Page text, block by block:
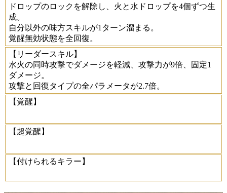
ドロップのロックを解除し、火と水ドロップを4個ずつ生
成。
自分以外の味方スキルが1ターン溜まる。
覚醒無効状態を全回復。
【リーダースキル】
水火の同時攻撃でダメージを軽減、攻撃力が9倍、固定1
ダメージ。
攻撃と回復タイプの全パラメータが2.7倍。
【覚醒】
【超覚醒】
【付けられるキラー】